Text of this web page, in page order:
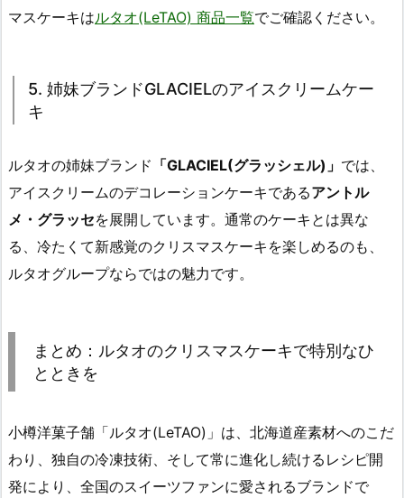
マスケーキはルタオ(LeTAO) 商品一覧でご確認ください。
5. 姉妹ブランドGLACIELのアイスクリームケー
キ
ルタオの姉妹ブランド 「GLACIEL(グラッシェル)」 では、
アイスクリームのデコレーションケーキであるアントル
メ・グラッセを展開しています。通常のケーキとは異な
る、冷たくて新感覚のクリスマスケーキを楽しめるのも、
ルタオグループならではの魅力です。
まとめ：ルタオのクリスマスケーキで特別なひ
とときを
小樽洋菓子舗「ルタオ(LeTAO)」は、北海道産素材へのこだ
わり、独自の冷凍技術、そして常に進化し続けるレシピ開
発により、全国のスイーツファンに愛されるブランドで